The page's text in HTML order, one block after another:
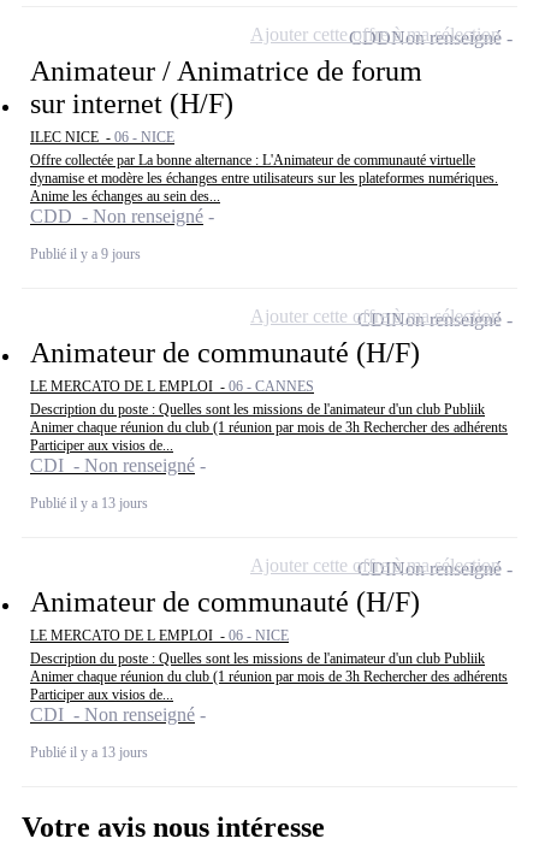
Animateur / Animatrice de forum
sur internet (H/F)
ILEC NICE - 06 - NICE
Offre collectée par La bonne alternance : L'Animateur de communauté virtuelle
dynamise et modère les échanges entre utilisateurs sur les plateformes numériques.
Anime les échanges au sein des...
CDD - Non renseigné
Publié il y a 9 jours
CDDNon renseigné
Ajouter cette offre à ma sélection
Animateur de communauté (H/F)
LE MERCATO DE L EMPLOI - 06 - CANNES
Description du poste : Quelles sont les missions de l'animateur d'un club Publiik
Animer chaque réunion du club (1 réunion par mois de 3h Rechercher des adhérents
Participer aux visios de...
CDI - Non renseigné
Publié il y a 13 jours
CDINon renseigné
Ajouter cette offre à ma sélection
Animateur de communauté (H/F)
LE MERCATO DE L EMPLOI - 06 - NICE
Description du poste : Quelles sont les missions de l'animateur d'un club Publiik
Animer chaque réunion du club (1 réunion par mois de 3h Rechercher des adhérents
Participer aux visios de...
CDI - Non renseigné
Publié il y a 13 jours
CDINon renseigné
Ajouter cette offre à ma sélection
Votre avis nous intéresse